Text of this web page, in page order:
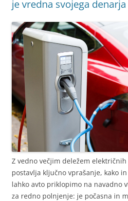
je vredna svojega denarja
Z vedno večjim deležem
postavlja ključno vprašanje, kako
lahko avto priklopimo na navadno
za redno polnjenje: je počasna in